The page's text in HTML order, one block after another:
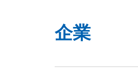
企業